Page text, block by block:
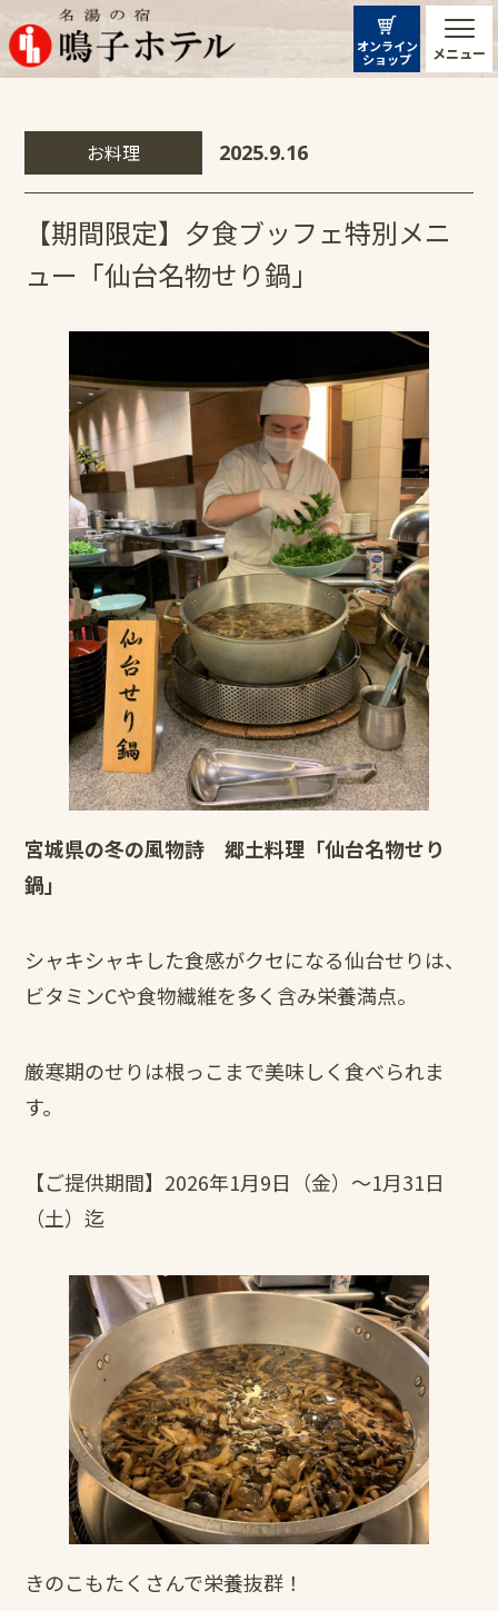
メニュー
オンライン
ショップ
お料理 2025.9.16
【期間限定】夕食ブッフェ特別メニ
ュー「仙台名物せり鍋」
宮城県の冬の風物詩 郷土料理「仙台名物せり
鍋」
シャキシャキした食感がクセになる仙台せりは、
ビタミンCや食物繊維を多く含み栄養満点。
厳寒期のせりは根っこまで美味しく食べられま
す。
【ご提供期間】2026年1月9日（金）～1月31日
（土）迄
きのこもたくさんで栄養抜群！